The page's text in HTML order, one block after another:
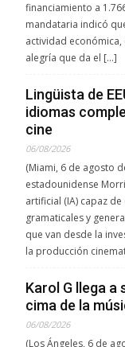
financiamiento a
mandataria indicó
actividad
alegría que da el […]
Lingüista de
idiomas
cine
06/08/2026
(Miami, 6 de agosto
estadounidense
artificial (IA) capaz
gramaticales y
que van desde la
la producción
Karol G llega
cima de la
06/08/2026
(Los Ángeles, 6 de